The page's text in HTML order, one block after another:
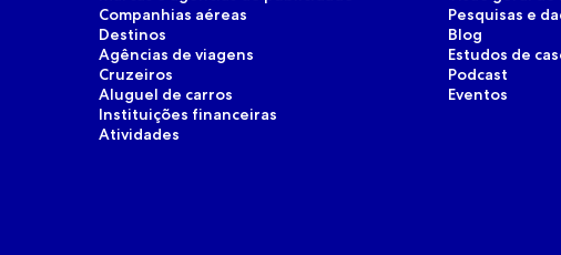
Companhias aéreas
Destinos
Agências de viagens
Cruzeiros
Aluguel de carros
Instituições financeiras
Atividades
Pesquisas e
Blog
Estudos de
Podcast
Eventos